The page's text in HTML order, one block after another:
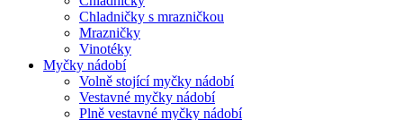
Chladničky s mrazničkou
Mrazničky
Vinotéky
Myčky nádobí
Volně stojící myčky nádobí
Vestavné myčky nádobí
Plně vestavné myčky nádobí